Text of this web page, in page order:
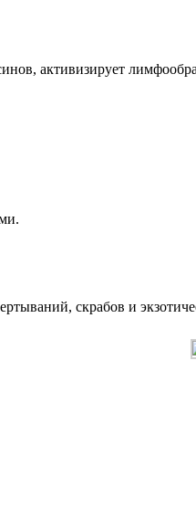
активизирует
скрабов и